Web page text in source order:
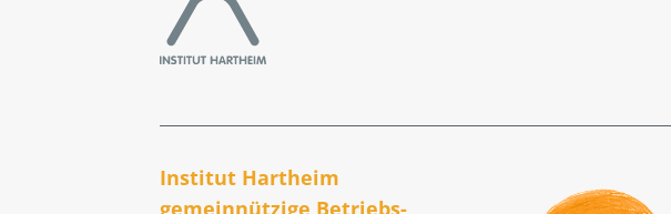
Institut Hartheim
gemeinnützige Betriebs­